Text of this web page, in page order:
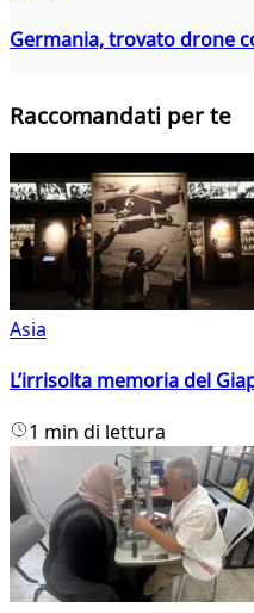
Germania, trovato drone
Raccomandati per te
Asia
L’irrisolta memoria del
1 min di lettura